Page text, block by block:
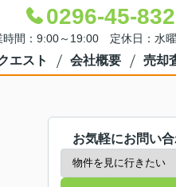
0296-45-
時間：9:00～19:00 定休日：水
エスト 会社概要 売却
お気軽にお問い